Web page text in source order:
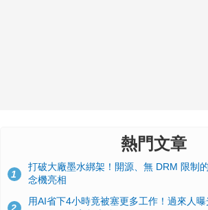
熱門文章
1
打破大廠墨水綁架！開源、無 DRM 限制
念機亮相
用AI省下4小時竟被塞更多工作！過來人